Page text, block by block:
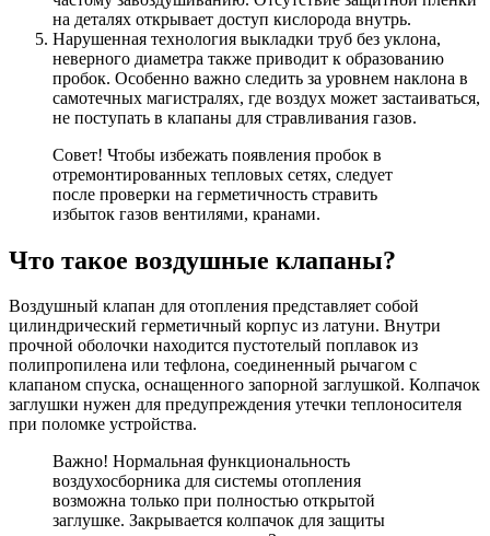
на деталях открывает доступ кислорода внутрь.
Нарушенная технология выкладки труб без уклона,
неверного диаметра также приводит к образованию
пробок. Особенно важно следить за уровнем наклона в
самотечных магистралях, где воздух может застаиваться,
не поступать в клапаны для стравливания газов.
Совет! Чтобы избежать появления пробок в
отремонтированных тепловых сетях, следует
после проверки на герметичность стравить
избыток газов вентилями, кранами.
Что такое воздушные клапаны?
Воздушный клапан для отопления представляет собой
цилиндрический герметичный корпус из латуни. Внутри
прочной оболочки находится пустотелый поплавок из
полипропилена или тефлона, соединенный рычагом с
клапаном спуска, оснащенного запорной заглушкой. Колпачок
заглушки нужен для предупреждения утечки теплоносителя
при поломке устройства.
Важно! Нормальная функциональность
воздухосборника для системы отопления
возможна только при полностью открытой
заглушке. Закрывается колпачок для защиты